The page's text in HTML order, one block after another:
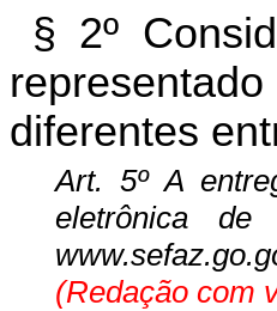
§ 2º
diferentes
Art. 5º A
eletrônica
(Redação com